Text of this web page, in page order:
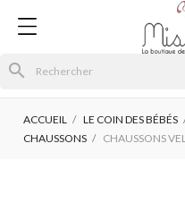
search
ACCUEIL LE COIN DES BÉBÉS
CHAUSSONS
CHAUSSONS